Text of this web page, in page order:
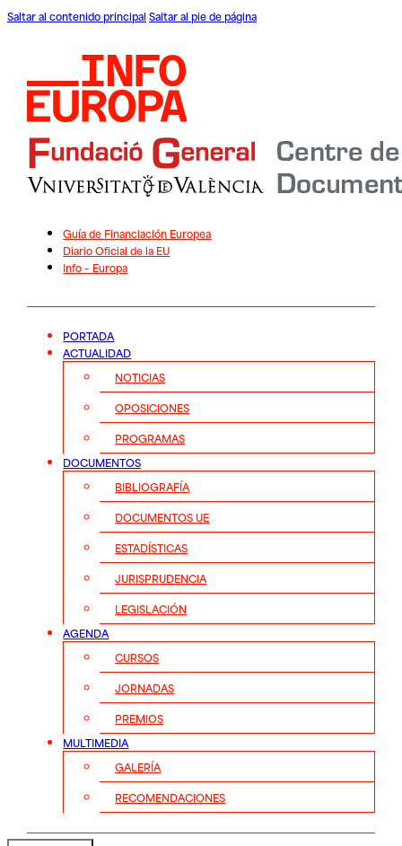
Saltar al contenido principal Saltar al pie de página
Guía de Financiación Europea
Diario Oficial de la EU
Info – Europa
PORTADA
ACTUALIDAD
NOTICIAS
OPOSICIONES
PROGRAMAS
DOCUMENTOS
BIBLIOGRAFÍA
DOCUMENTOS UE
ESTADÍSTICAS
JURISPRUDENCIA
LEGISLACIÓN
AGENDA
CURSOS
JORNADAS
PREMIOS
MULTIMEDIA
GALERÍA
RECOMENDACIONES